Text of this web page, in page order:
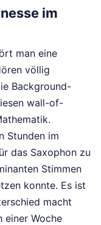
im
man eine
völlig
Background-
wall-of-
Stunden im
das Saxophon zu
Stimmen
konnte. Es ist
macht
einer Woche